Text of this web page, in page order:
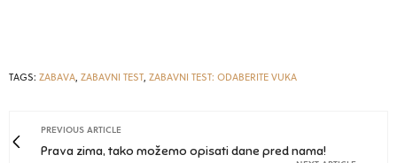
TAGS: ZABAVA, ZABAVNI TEST, ZABAVNI TEST: ODABERITE VUKA
PREVIOUS ARTICLE
Prava zima, tako možemo opisati dane pred nama!